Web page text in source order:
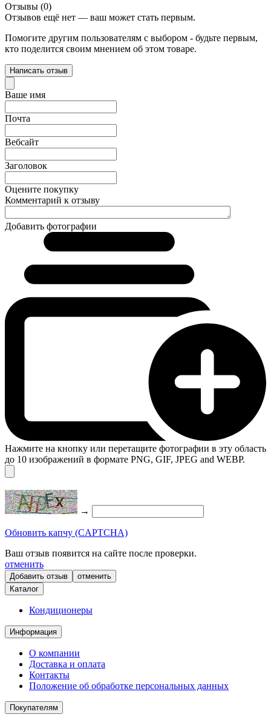
Отзывы (0)
Отзывов ещё нет — ваш может стать первым.
Помогите другим пользователям с выбором - будьте первым,
кто поделится своим мнением об этом товаре.
Написать отзыв
Ваше имя
Почта
Вебсайт
Заголовок
Оцените покупку
Комментарий к отзыву
Добавить фотографии
Нажмите на кнопку или перетащите фотографии в эту область
до 10 изображений в формате PNG, GIF, JPEG and WEBP.
→
Обновить капчу (CAPTCHA)
Ваш отзыв появится на сайте после проверки.
отменить
отменить
Каталог
Кондиционеры
Информация
О компании
Доставка и оплата
Контакты
Положение об обработке персональных данных
Покупателям